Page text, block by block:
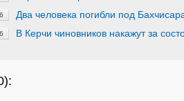
Два человека погибли под
В Керчи чиновников накажут за
):